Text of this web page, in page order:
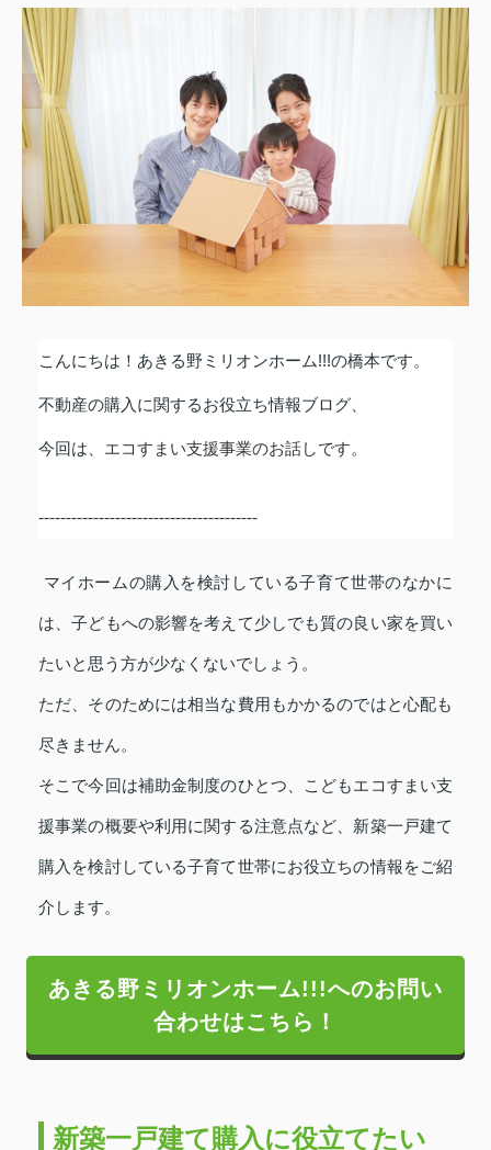
こんにちは！あきる野ミリオンホーム!!!の橋本です。
不動産の購入に関するお役立ち情報ブログ、
今回は、 エコすまい支援事業のお話しです。
----------------------------------------
マイホームの購入を検討している子育て世帯のなかに
は、子どもへの影響を考えて少しでも質の良い家を買い
たいと思う方が少なくないでしょう。
ただ、そのためには相当な費用もかかるのではと心配も
尽きません。
そこで今回は補助金制度のひとつ、こどもエコすまい支
援事業の概要や利用に関する注意点など、新築一戸建て
購入を検討している子育て世帯にお役立ちの情報をご紹
介します。
あきる野ミリオンホーム!!!へのお問い
合わせはこちら！
新築一戸建て購入に役立てたい